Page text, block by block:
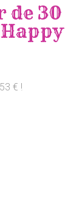
de 30
€ !